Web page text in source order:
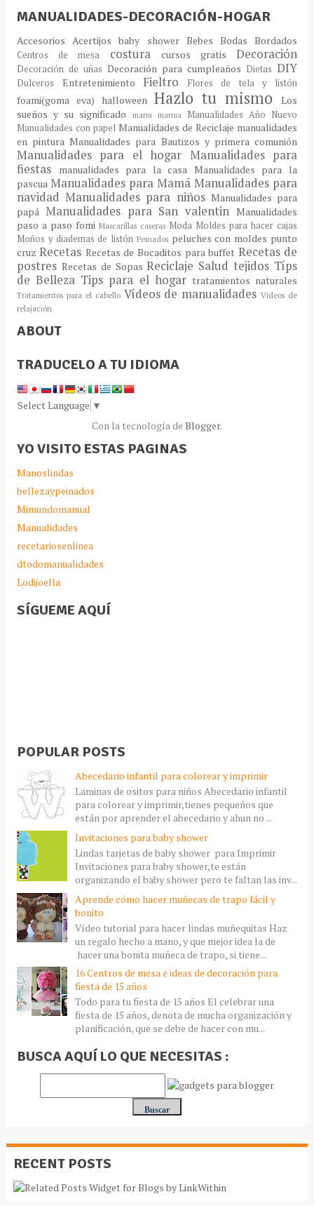
MANUALIDADES-DECORACIÓN-HOGAR
AccesoriosAcertijosbaby shower Bebes BodasBordados
Centros de mesa costura cursos gratisDecoración
Decoración de uñas Decoración para cumpleaños DietasDIY
Dulceros Entretenimiento Fieltro Flores de tela y listón
foami(goma eva) halloween Hazlo tu mismoLos
sueños y su significado
manu manua Manualidades Año Nuevo
Manualidades con papel Manualidades de Reciclaje manualidades
en pinturaManualidades para Bautizos y primera comunión
Manualidades para el hogar Manualidades para
fiestas
manualidades para la casa Manualidades para la
pascua Manualidades para MamáManualidades para
navidadManualidades para niños Manualidades para
papá Manualidades para San valentinManualidades
paso a paso fomi Mascarillas caseras Moda Moldes para hacer cajas
Moños y diademas de listón Peinados peluches con moldes punto
cruzRecetas Recetas de Bocaditos para buffet Recetas de
postres Recetas de SopasReciclaje Saludtejidos Típs
de Belleza Tips para el hogar tratamientos naturales
Tratamientos para el cabello Vídeos de manualidadesVídeos de
relajación
ABOUT
TRADUCELO A TU IDIOMA
Select Language ▼
Con la tecnología de Blogger.
YO VISITO ESTAS PAGINAS
Manoslindas
bellezaypeinados
Mimundomanual
Manualidades
recetariosenlinea
dtodomanualidades
Lodijoella
SÍGUEME AQUÍ
POPULAR POSTS
Abecedario infantil para colorear y imprimir
Laminas de ositos para niños Abecedario infantil
para colorear y imprimir,tienes pequeños que
están por aprender el abecedario y ahun no ...
Invitaciones para baby shower
Lindas tarjetas de baby shower para Imprimir
Invitaciones para baby shower,te están
organizando el baby shower pero te faltan las inv...
Aprende cómo hacer muñecas de trapo fácil y
bonito
Vídeo tutorial para hacer lindas muñequitas Haz
un regalo hecho a mano, y que mejor idea la de
hacer una bonita muñeca de trapo, si tiene...
16 Centros de mesa e ideas de decoración para
fiesta de 15 años
Todo para tu fiesta de 15 años El celebrar una
fiesta de 15 años, denota de mucha organización y
planificación, que se debe de hacer con mu...
BUSCA AQUÍ LO QUE NECESITAS :
RECENT POSTS